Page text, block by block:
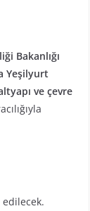
Bakanlığı
Yeşilyurt
ve çevre